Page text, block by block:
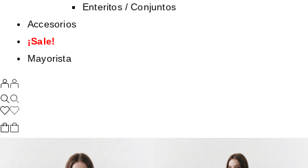
Enteritos / Conjuntos
Accesorios
¡Sale!
Mayorista